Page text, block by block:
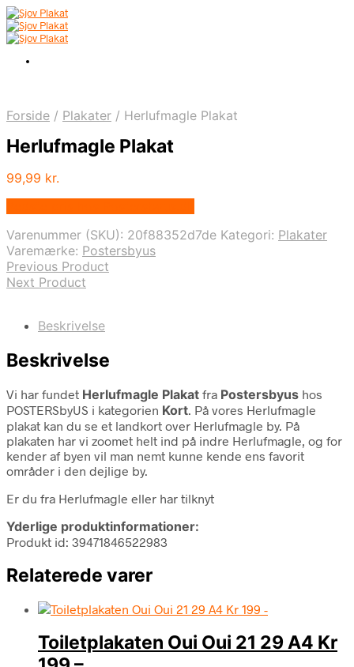
Forside / Plakater / Herlufmagle Plakat
Herlufmagle Plakat
99,99 kr.
Varenummer (SKU): 20f88352d7de Kategori: Plakater
Varemærke: Postersbyus
Previous Product
Next Product
Beskrivelse
Beskrivelse
Vi har fundet Herlufmagle Plakat fra Postersbyus hos
POSTERSbyUS i kategorien Kort. På vores Herlufmagle
plakat kan du se et landkort over Herlufmagle by. På
plakaten har vi zoomet helt ind på indre Herlufmagle, og for
kender af byen vil man nemt kunne kende ens favorit
områder i den dejlige by.
Er du fra Herlufmagle eller har tilknyt
Yderlige produktinformationer:
Produkt id: 39471846522983
Relaterede varer
Toiletplakaten Oui Oui 21 29 A4 Kr